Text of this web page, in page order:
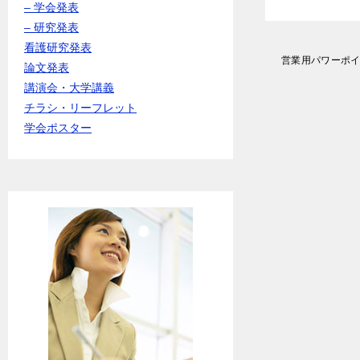
投営業用パワーポ
– 学会発表
– 研究発表
看護研究発表
論文発表
講演会・大学講義
チラシ・リーフレット
学会ポスター